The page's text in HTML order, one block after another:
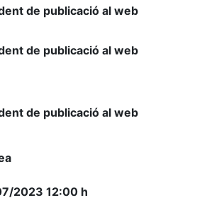
de publicació al web
de publicació al web
de publicació al web
2023 12:00 h